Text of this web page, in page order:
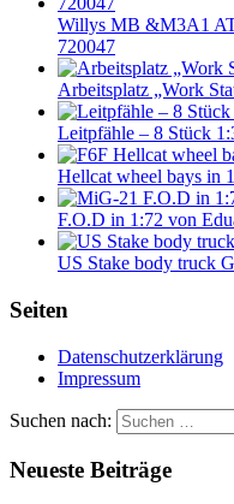
Willys MB &M3A1
720047
Arbeitsplatz „Work
Leitpfähle – 8 Stück
Hellcat wheel bays in
F.O.D in 1:72 von
US Stake body truck
Seiten
Datenschutzerklärung
Impressum
Suchen nach:
Neueste Beiträge